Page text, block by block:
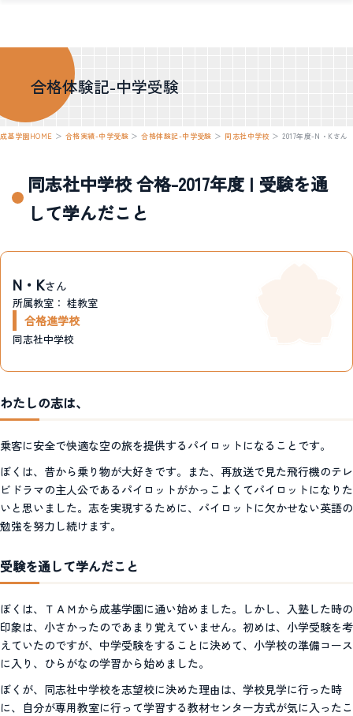
合格体験記-中学受験
成基学園HOME ＞ 合格実績-中学受験 ＞合格体験記-中学受験 ＞ 同志社中学校 ＞2017年度-N・Kさん
同志社中学校 合格-2017年度 | 受験を通
して学んだこと
N・Kさん
所属教室： 桂教室
合格進学校
同志社中学校
わたしの志は、
乗客に安全で快適な空の旅を提供するパイロットになることです。
ぼくは、昔から乗り物が大好きです。また、再放送で見た飛行機のテレ
ビドラマの主人公であるパイロットがかっこよくてパイロットになりた
いと思いました。志を実現するために、パイロットに欠かせない英語の
勉強を努力し続けます。
受験を通して学んだこと
ぼくは、ＴＡＭから成基学園に通い始めました。しかし、入塾した時の
印象は、小さかったのであまり覚えていません。初めは、小学受験を考
えていたのですが、中学受験をすることに決めて、小学校の準備コース
に入り、ひらがなの学習から始めました。
ぼくが、同志社中学校を志望校に決めた理由は、学校見学に行った時
に、自分が専用教室に行って学習する教材センター方式が気に入ったこ